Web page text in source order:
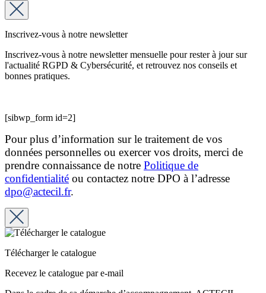
Inscrivez-vous à notre newsletter
Inscrivez-vous à notre newsletter mensuelle pour rester à jour sur
l'actualité RGPD & Cybersécurité, et retrouvez nos conseils et
bonnes pratiques.
[sibwp_form id=2]
Pour plus d’information sur le traitement de vos
données personnelles ou exercer vos droits, merci de
prendre connaissance de notre Politique de
confidentialité ou contactez notre DPO à l’adresse
dpo@actecil.fr.
Télécharger le catalogue
Recevez le catalogue par e-mail